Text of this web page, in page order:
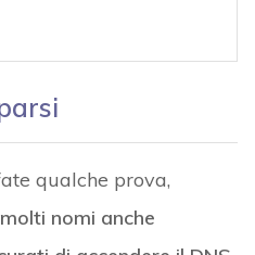
qualche prova,
molti nomi anche